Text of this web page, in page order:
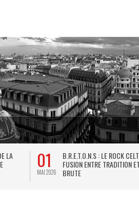
LA
01
MAI 2026
B.R.E.T.O.N.S : LE ROCK
FUSION ENTRE TRADITION
BRUTE